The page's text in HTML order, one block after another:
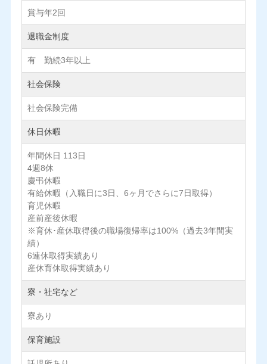
賞与年2回
退職金制度
有 勤続3年以上
社会保険
社会保険完備
休日休暇
年間休日 113日
4週8休
慶弔休暇
有給休暇（入職日に3日、6ヶ月でさらに7日取得）
育児休暇
産前産後休暇
※育休･産休取得後の職場復帰率は100%（過去3年間実
績）
6連休取得実績あり
産休育休取得実績あり
寮・社宅など
寮あり
保育施設